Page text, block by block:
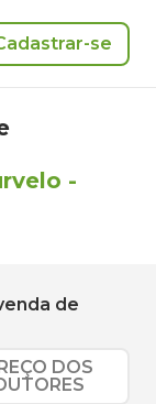
se
-
de
DOS